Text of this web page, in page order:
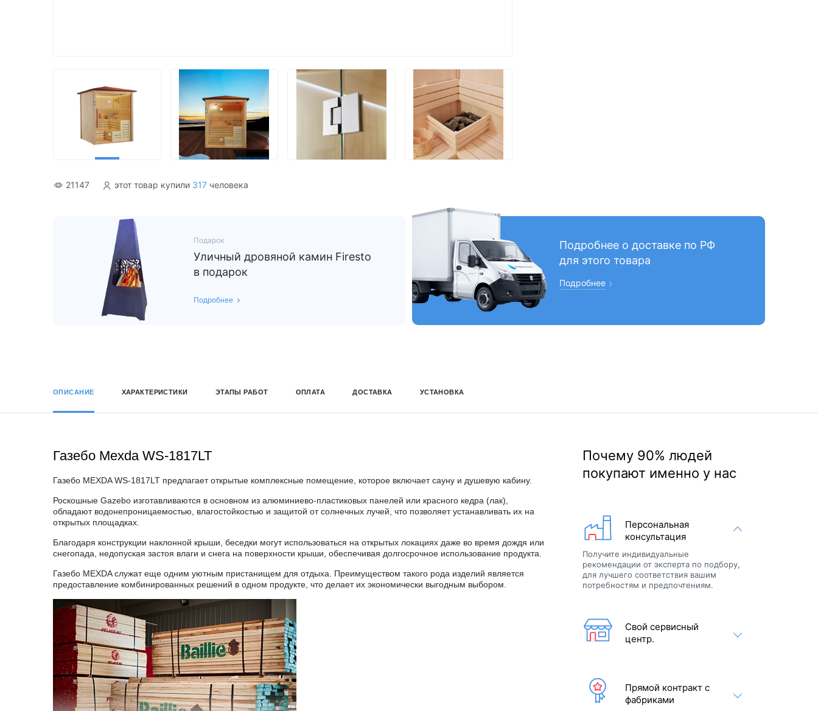
21147 этот товар купили 317 человека
Подарок
Уличный дровяной камин Firesto
в подарок
Подробнее
Подробнее о доставке по РФ
для этого товара
Подробнее
ОПИСАНИЕ ХАРАКТЕРИСТИКИ ЭТАПЫ РАБОТ ОПЛАТА ДОСТАВКА УСТАНОВКА
Газебо Mexda WS-1817LT
Газебо MEXDA WS-1817LT предлагает открытые комплексные помещение, которое включает сауну и душевую кабину.
Роскошные Gazebo изготавливаются в основном из алюминиево-пластиковых панелей или красного кедра (лак),
обладают водонепроницаемостью, влагостойкостью и защитой от солнечных лучей, что позволяет устанавливать их на
открытых площадках.
Благодаря конструкции наклонной крыши, беседки могут использоваться на открытых локациях даже во время дождя или
снегопада, недопуская застоя влаги и снега на поверхности крыши, обеспечивая долгосрочное использование продукта.
Газебо MEXDA служат еще одним уютным пристанищем для отдыха. Преимуществом такого рода изделий является
предоставление комбинированных решений в одном продукте, что делает их экономически выгодным выбором.
Почему 90% людей
покупают именно у нас
Персональная
консультация
Получите индивидуальные
рекомендации от эксперта по подбору,
для лучшего соответствия вашим
потребностям и предпочтениям.
Свой сервисный
центр.
Прямой контракт с
фабриками